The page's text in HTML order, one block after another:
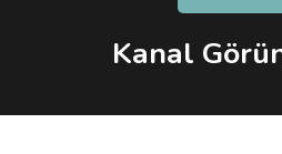
Kanal